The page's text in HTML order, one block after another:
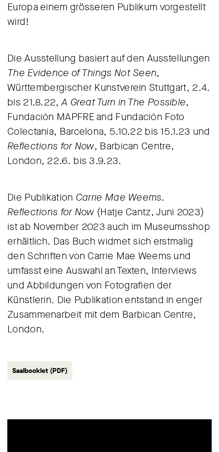
Europa einem grösseren Publikum vorgestellt
wird!
Die Ausstellung basiert auf den Ausstellungen
The Evidence of Things Not Seen,
Württembergischer Kunstverein Stuttgart, 2.4.
bis 21.8.22,A Great Turn in The Possible,
Fundación MAPFRE and Fundación Foto
Colectania, Barcelona, 5.10.22 bis 15.1.23 und
Reflections for Now, Barbican Centre,
London, 22.6. bis 3.9.23.
Die Publikation Carrie Mae Weems.
Reflections for Now (Hatje Cantz, Juni 2023)
ist ab November 2023 auch im Museumsshop
erhältlich. Das Buch widmet sich erstmalig
den Schriften von Carrie Mae Weems und
umfasst eine Auswahl an Texten, Interviews
und Abbildungen von Fotografien der
Künstlerin. Die Publikation entstand in enger
Zusammenarbeit mit dem Barbican Centre,
London.
Saalbooklet (PDF)